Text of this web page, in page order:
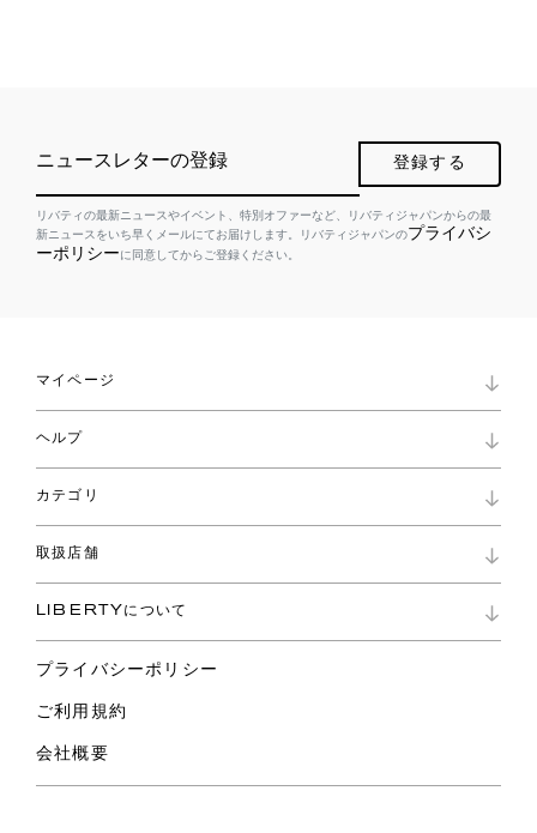
ニュースレターの登録 登録する
リバティの最新ニュースやイベント、特別オファーなど、リバティジャパンからの最
新ニュースをいち早くメールにてお届けします。リバティジャパンのプライバシ
ーポリシーに同意してからご登録ください。
マイページ
ロイヤリティプログラム
パスワード再設定
ショッピングバッグ
ヘルプ
お問い合わせ
よくあるご質問
ご利用ガイド
カテゴリ
コレクション
ファブリックス
バッグ
スカーフ
ウェア
ライフスタイル
スペシャル
取扱店舗
リバティ・ファブリックス
LIBERTYについて
プライバシーポリシー
ご利用規約
会社概要